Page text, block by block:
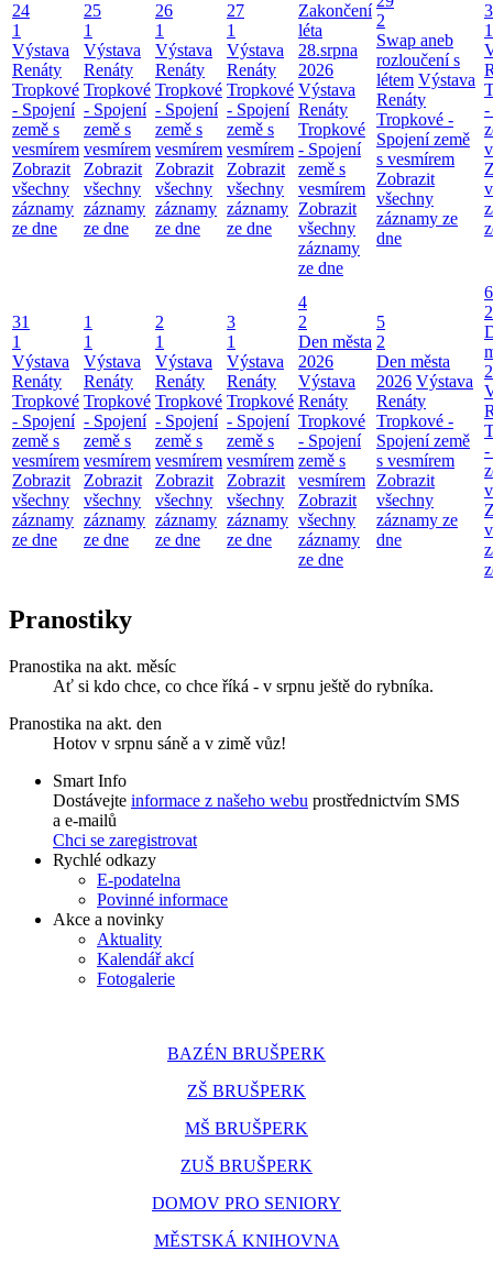
24
1
Výstava
Renáty
Tropkové
- Spojení
země s
vesmírem
Zobrazit
všechny
záznamy
ze dne
25
1
Výstava
Renáty
Tropkové
- Spojení
země s
vesmírem
Zobrazit
všechny
záznamy
ze dne
26
1
Výstava
Renáty
Tropkové
- Spojení
země s
vesmírem
Zobrazit
všechny
záznamy
ze dne
27
1
Výstava
Renáty
Tropkové
- Spojení
země s
vesmírem
Zobrazit
všechny
záznamy
ze dne
Zakončení
léta
28.srpna
2026
Výstava
Renáty
Tropkové
- Spojení
země s
vesmírem
Zobrazit
všechny
záznamy
ze dne
2
Swap aneb
rozloučení s
létem Výstava
Renáty
Tropkové -
Spojení země
s vesmírem
Zobrazit
všechny
záznamy ze
dne
1
-
31
1
Výstava
Renáty
Tropkové
- Spojení
země s
vesmírem
Zobrazit
všechny
záznamy
ze dne
1
1
Výstava
Renáty
Tropkové
- Spojení
země s
vesmírem
Zobrazit
všechny
záznamy
ze dne
2
1
Výstava
Renáty
Tropkové
- Spojení
země s
vesmírem
Zobrazit
všechny
záznamy
ze dne
3
1
Výstava
Renáty
Tropkové
- Spojení
země s
vesmírem
Zobrazit
všechny
záznamy
ze dne
4
2
Den města
2026
Výstava
Renáty
Tropkové
- Spojení
země s
vesmírem
Zobrazit
všechny
záznamy
ze dne
5
2
Den města
2026 Výstava
Renáty
Tropkové -
Spojení země
s vesmírem
Zobrazit
všechny
záznamy ze
dne
6
2
-
Pranostiky
Pranostika na akt. měsíc
Ať si kdo chce, co chce říká - v srpnu ještě do rybníka.
Pranostika na akt. den
Hotov v srpnu sáně a v zimě vůz!
Smart Info
Dostávejte informace z našeho webu prostřednictvím SMS
a e-mailů
Chci se zaregistrovat
Rychlé odkazy
E-podatelna
Povinné informace
Akce a novinky
Aktuality
Kalendář akcí
Fotogalerie
BAZÉN BRUŠPERK
ZŠ BRUŠPERK
MŠ BRUŠPERK
ZUŠ BRUŠPERK
DOMOV PRO SENIORY
MĚSTSKÁ KNIHOVNA